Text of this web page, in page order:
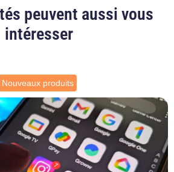
peuvent aussi vous
intéresser
Nouveaux produits